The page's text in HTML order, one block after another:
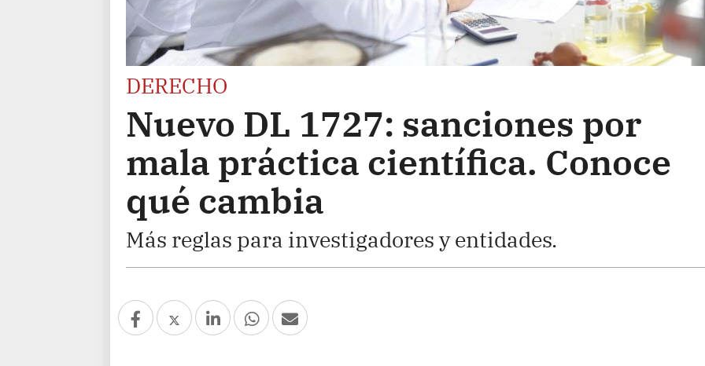
DERECHO
Nuevo DL 1727: sanciones por
mala práctica científica. Conoce
qué cambia
Más reglas para investigadores y entidades.